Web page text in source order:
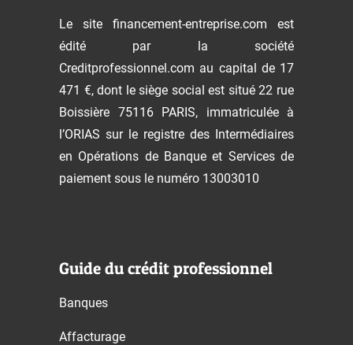
Le site financement-entreprise.com est
édité par la société
Creditprofessionnel.com au capital de 17
471 €, dont le siège social est situé 22 rue
Boissière 75116 PARIS, immatriculée à
l’ORIAS sur le registre des Intermédiaires
en Opérations de Banque et Services de
paiement sous le numéro 13003010
Guide du crédit professionnel
Banques
Affacturage